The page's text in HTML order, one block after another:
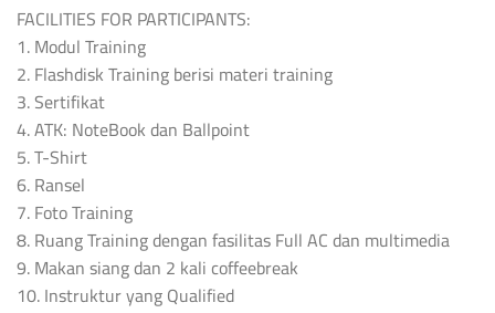
FACILITIES FOR PARTICIPANTS:
1. Modul Training
2. Flashdisk Training berisi materi training
3. Sertifikat
4. ATK: NoteBook dan Ballpoint
5. T-Shirt
6. Ransel
7. Foto Training
8. Ruang Training dengan fasilitas Full AC dan multimedia
9. Makan siang dan 2 kali coffeebreak
10. Instruktur yang Qualified